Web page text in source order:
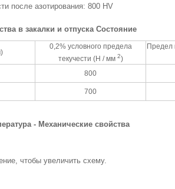
после азотирования: 800 HV
в закалки и отпуска Состояние
0,2% условного предела
текучести (Н / мм 2)
Предел
800
700
- Механические свойства
чтобы увеличить схему.